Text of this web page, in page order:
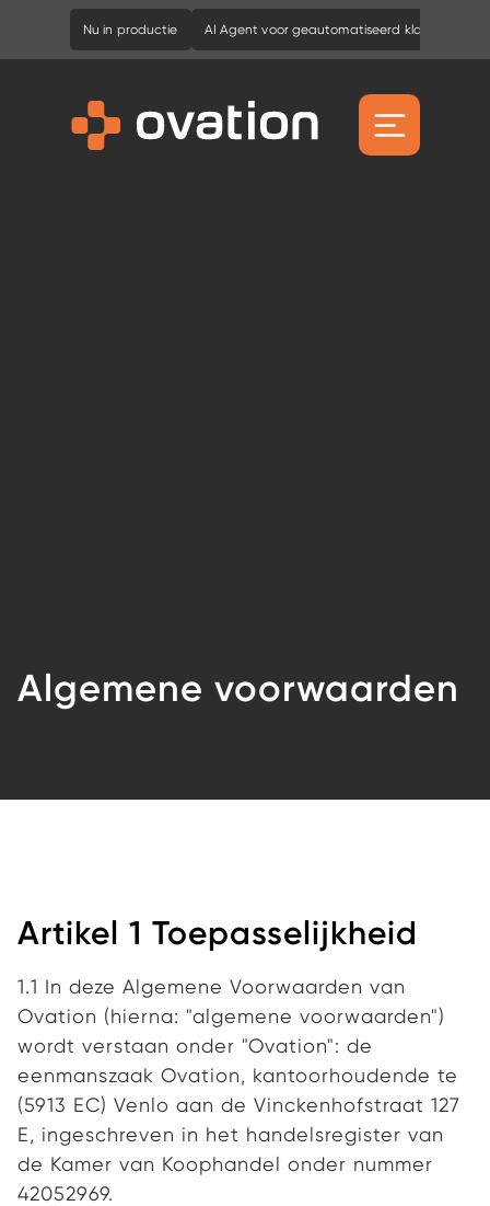
Nu in productie AI Agent voor geautomatiseerd klantcontact
Algemene voorwaarden
Artikel 1 Toepasselijkheid
1.1 In deze Algemene Voorwaarden van
Ovation (hierna: "algemene voorwaarden")
wordt verstaan onder "Ovation": de
eenmanszaak Ovation, kantoorhoudende te
(5913 EC) Venlo aan de Vinckenhofstraat 127
E, ingeschreven in het handelsregister van
de Kamer van Koophandel onder nummer
42052969.